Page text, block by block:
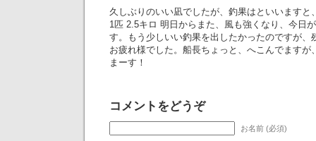
久しぶりのいい凪でしたが、釣果はといいますと
1匹 2.5キロ 明日からまた、風も強くなり、今日
す。もう少しいい釣果を出したかったのですが、
お疲れ様でした。船長ちょっと、へこんでますが
まーす！
コメントをどうぞ
お名前 (必須)